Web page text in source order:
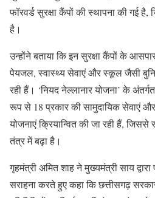
फॉरवर्ड सुरक्षा कैंपों की स्थापना की गई
है।
उन्होंने बताया कि इन सुरक्षा कैंपों के
पेयजल, स्वास्थ्य सेवाएं और स्कूल जैसी
रही हैं। ‘नियद नेल्लानार योजना’ के
रूप से 18 प्रकार की सामुदायिक सेवाएं
योजनाएं क्रियान्वित की जा रही हैं, जिससे
तंत्र में बढ़ा है।
गृहमंत्री अमित शाह ने मुख्यमंत्री साय द्वारा
सराहना करते हुए कहा कि छत्तीसगढ़